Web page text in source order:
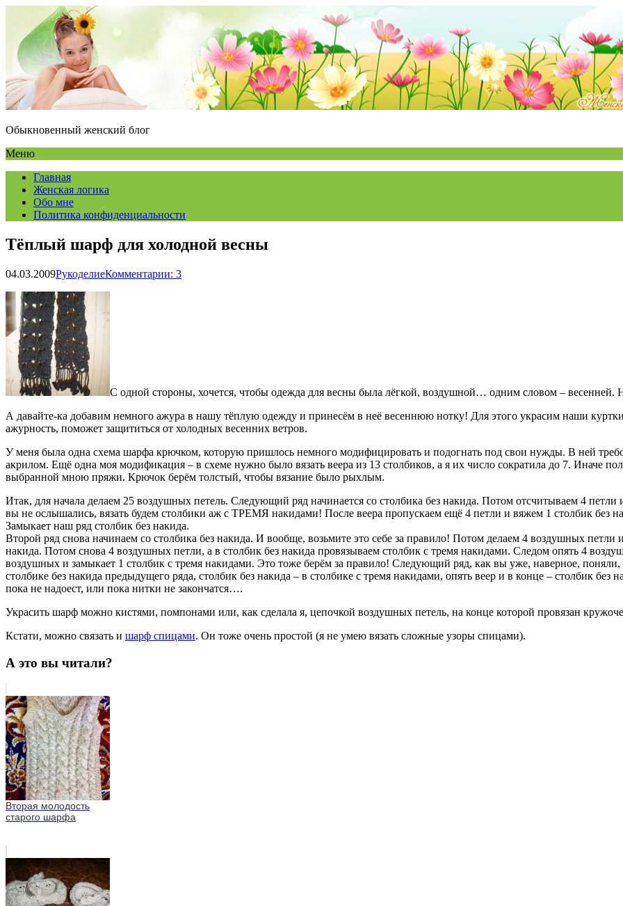
Обыкновенный женский блог
Меню
Главная
Женская логика
Обо мне
Политика конфиденциальности
Тёплый шарф для холодной весны
04.03.2009РукоделиеКомментарии: 3
С одной стороны, хочется, чтобы одежда для весны была лёгкой, воздушной… одним словом – весенней.
А давайте-ка добавим немного ажура в нашу тёплую одежду и принесём в неё весеннюю нотку! Для этого украсим наши
ажурность, поможет защититься от холодных весенних ветров.
У меня была одна схема шарфа крючком, которую пришлось немного модифицировать и подогнать под свои нужды. В ней
акрилом. Ещё одна моя модификация – в схеме нужно было вязать веера из 13 столбиков, а я их число сократила до 7. Иначе
выбранной мною пряжи. Крючок берём толстый, чтобы вязание было рыхлым.
Итак, для начала делаем 25 воздушных петель. Следующий ряд начинается со столбика без накида. Потом отсчитываем 4
вы не ослышались, вязать будем столбики аж с ТРЕМЯ накидами! После веера пропускаем ещё 4 петли и вяжем 1 столбик без
Замыкает наш ряд столбик без накида.
Второй ряд снова начинаем со столбика без накида. И вообще, возьмите это себе за правило! Потом делаем 4 воздушных петли
накида. Потом снова 4 воздушных петли, а в столбик без накида провязываем столбик с тремя накидами. Следом опять 4
воздушных и замыкает 1 столбик с тремя накидами. Это тоже берём за правило! Следующий ряд, как вы уже, наверное, поняли,
столбике без накида предыдущего ряда, столбик без накида – в столбике с тремя накидами, опять веер и в конце – столбик без
пока не надоест, или пока нитки не закончатся….
Украсить шарф можно кистями, помпонами или, как сделала я, цепочкой воздушных петель, на конце которой провязан
Кстати, можно связать и шарф спицами. Он тоже очень простой (я не умею вязать сложные узоры спицами).
А это вы читали?
Вторая молодость
старого шарфа